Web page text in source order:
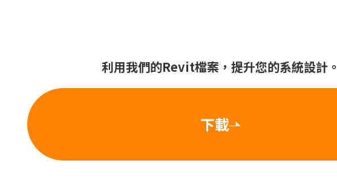
利用我們的Revit檔案，提升您的系統設計。
下載